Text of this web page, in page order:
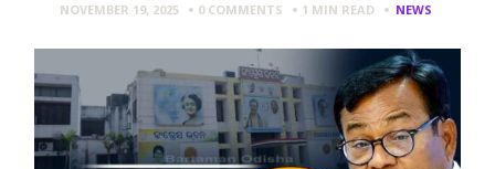
NOVEMBER 19, 2025 0 COMMENTS 1 MIN READ NEWS